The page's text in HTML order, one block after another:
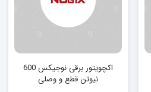
اکچویتور برقی نوجیکس 600
نیوتن‌ قطع و وصلی